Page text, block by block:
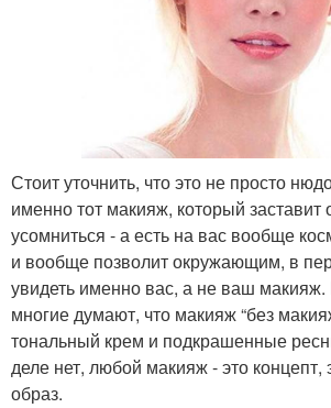
Стоит уточнить, что это не просто
именно тот макияж, который
усомниться - а есть на вас вообще
и вообще позволит окружающим, в
увидеть именно вас, а не ваш
многие думают, что макияж “без
тональный крем и подкрашенные
деле нет, любой макияж - это концепт,
образ.